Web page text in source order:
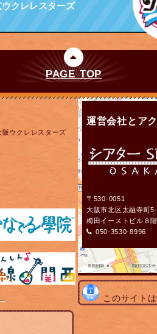
クレレスターズ
PAGE TOP
ウクレレスターズ
運営会社とア
〒530-0051
大阪市北区太融寺町
梅田イーストビル８階
050-3530-8996
このサイト